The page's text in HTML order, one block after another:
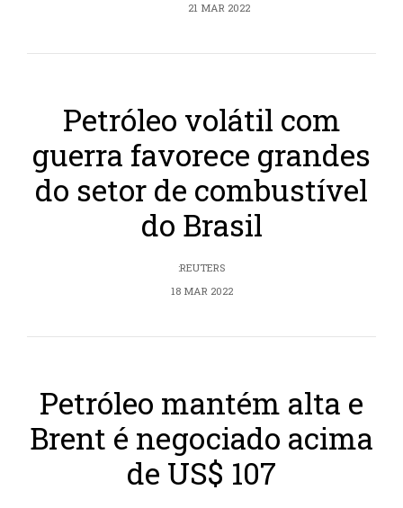
21 MAR 2022
Petróleo volátil com
guerra favorece grandes
do setor de combustível
do Brasil
:REUTERS
18 MAR 2022
Petróleo mantém alta e
Brent é negociado acima
de US$ 107